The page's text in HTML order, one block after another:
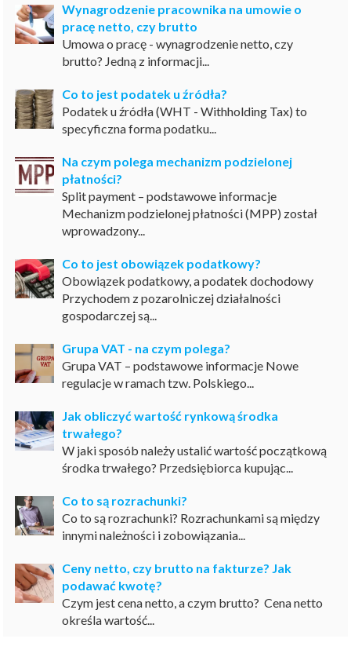
Wynagrodzenie pracownika na umowie o
pracę netto, czy brutto
Umowa o pracę - wynagrodzenie netto, czy
brutto? Jedną z informacji...
Co to jest podatek u źródła?
Podatek u źródła (WHT - Withholding Tax) to
specyficzna forma podatku...
Na czym polega mechanizm podzielonej
płatności?
Split payment – podstawowe informacje
Mechanizm podzielonej płatności (MPP) został
wprowadzony...
Co to jest obowiązek podatkowy?
Obowiązek podatkowy, a podatek dochodowy
Przychodem z pozarolniczej działalności
gospodarczej są...
Grupa VAT - na czym polega?
Grupa VAT – podstawowe informacje Nowe
regulacje w ramach tzw. Polskiego...
Jak obliczyć wartość rynkową środka
trwałego?
W jaki sposób należy ustalić wartość początkową
środka trwałego? Przedsiębiorca kupując...
Co to są rozrachunki?
Co to są rozrachunki? Rozrachunkami są między
innymi należności i zobowiązania...
Ceny netto, czy brutto na fakturze? Jak
podawać kwotę?
Czym jest cena netto, a czym brutto? Cena netto
określa wartość...